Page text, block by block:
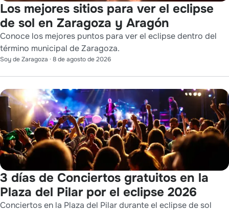
Los mejores sitios para ver el eclipse
de sol en Zaragoza y Aragón
Conoce los mejores puntos para ver el eclipse dentro del
término municipal de Zaragoza.
Soy de Zaragoza · 8 de agosto de 2026
3 días de Conciertos gratuitos en la
Plaza del Pilar por el eclipse 2026
Conciertos en la Plaza del Pilar durante el eclipse de sol